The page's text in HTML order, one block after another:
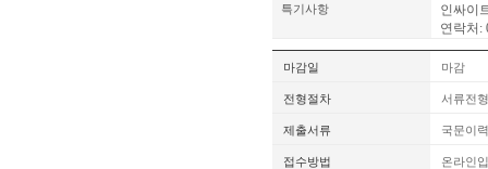
특기사항
인싸이
연락처:
마감일 마감
전형절차 서류전
제출서류 국문이
접수방법 온라인